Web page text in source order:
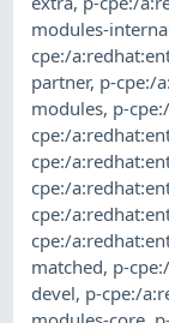
modules-
cpe:/
partner, p-cpe:/
modules, p-
cpe:/
cpe:/
cpe:/
cpe:/
cpe:/
matched, p-
devel, p-cpe:/